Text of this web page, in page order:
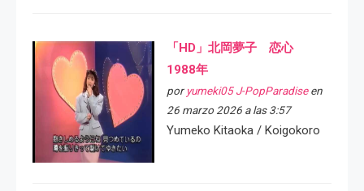
「HD」北岡夢子 恋心
1988年
por yumeki05 J-PopParadiseen
26 marzo 2026 a las 3:57
Yumeko Kitaoka / Koigokoro